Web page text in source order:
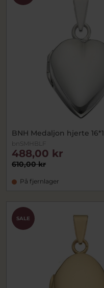
BNH Medaljon hjerte
bnSMHBLF
610,00 kr
488,00 kr
På fjernlager
SALE